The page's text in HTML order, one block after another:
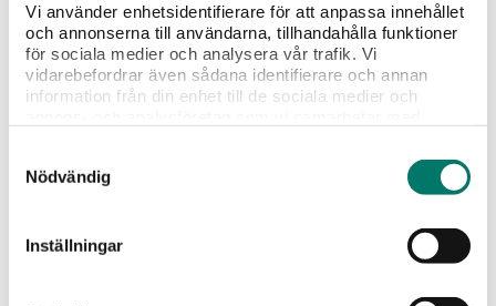
Vi använder enhetsidentifierare för att anpassa innehållet
och annonserna till användarna, tillhandahålla funktioner
för sociala medier och analysera vår trafik. Vi
vidarebefordrar även sådana identifierare och annan
information från din enhet till de sociala medier och
information som du har tillhandahållit eller som de har
samlat in när du har använt deras tjänster.
Nödvändig
Inställningar
Nebbiolo Le Colline
Nebbiolo Le Colline från Piemonte – Systembolagets